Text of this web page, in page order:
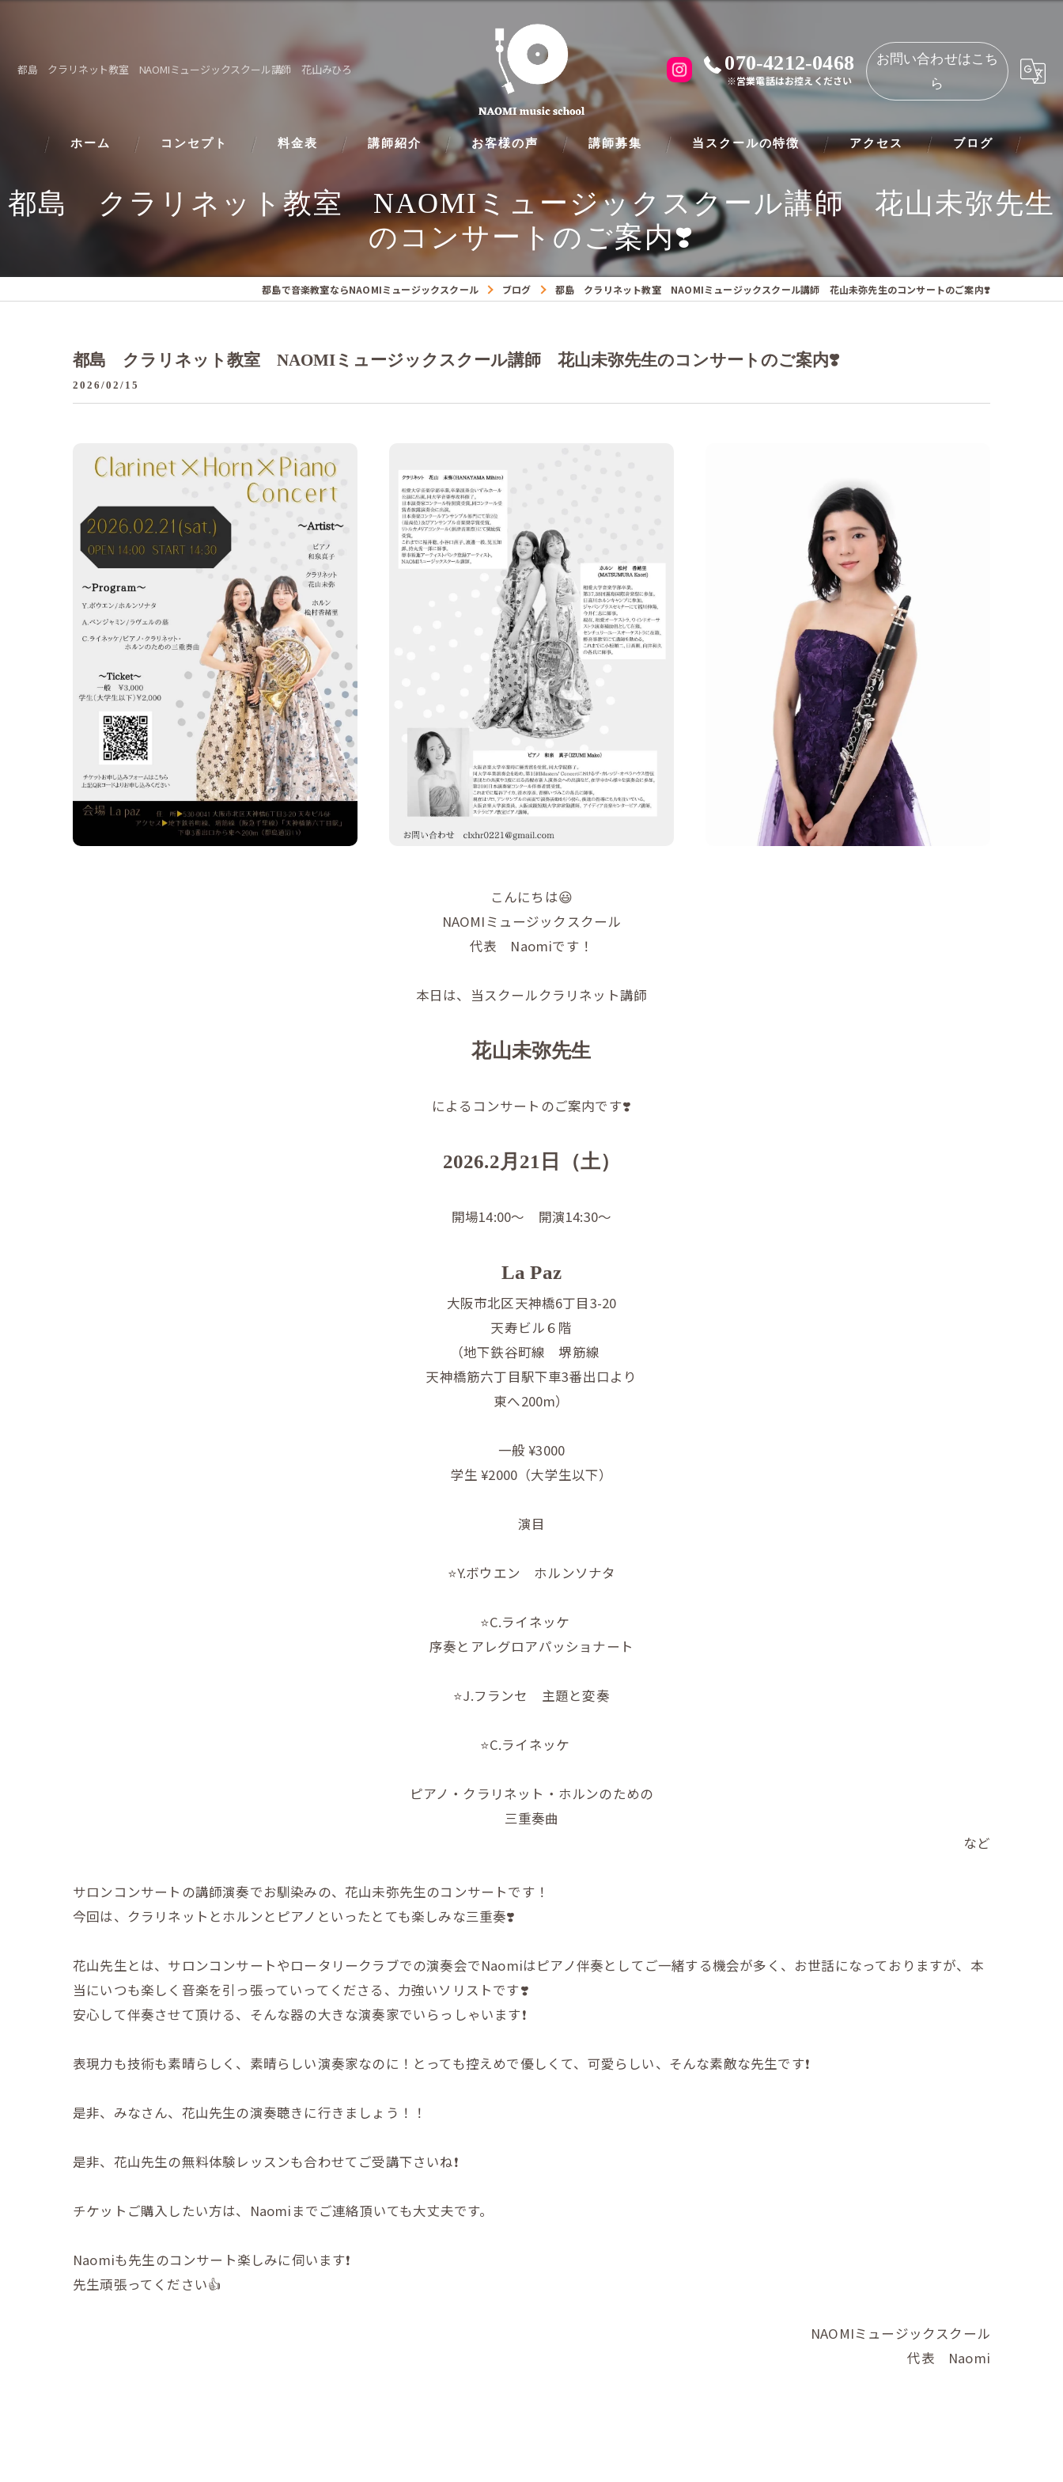
都島 クラリネット教室 NAOMIミュージックスクール講師 花山みひろ 070-4212-0468
※営業電話はお控えください
お問い合わせはこち
ら
ホーム コンセプト 料金表 講師紹介 お客様の声 講師募集 当スクールの特徴
ピアノ
フルート
クラリネット
アクセス
NAOMIミュージックスクール 都島教室
NAOMIミュージックスクール 守口教室
ブログ
都島 クラリネット教室 NAOMIミュージックスクール講師 花山未弥先生
のコンサートのご案内❣️
都島で音楽教室ならNAOMIミュージックスクール ブログ 都島 クラリネット教室 NAOMIミュージックスクール講師 花山未弥先生のコンサートのご案内❣️
都島 クラリネット教室 NAOMIミュージックスクール講師 花山未弥先生のコンサートのご案内❣️
2026/02/15
こんにちは😃
NAOMIミュージックスクール
代表 Naomiです！
本日は、当スクールクラリネット講師
花山未弥先生
によるコンサートのご案内です❣️
2026.2月21日（土）
開場14:00〜 開演14:30〜
La Paz
大阪市北区天神橋6丁目3-20
天寿ビル６階
（地下鉄谷町線 堺筋線
天神橋筋六丁目駅下車3番出口より
東へ200m）
一般 ¥3000
学生 ¥2000（大学生以下）
演目
⭐️Y.ボウエン ホルンソナタ
⭐️C.ライネッケ
序奏とアレグロアパッショナート
⭐️J.フランセ 主題と変奏
⭐️C.ライネッケ
ピアノ・クラリネット・ホルンのための
三重奏曲
など
サロンコンサートの講師演奏でお馴染みの、花山未弥先生のコンサートです！
今回は、クラリネットとホルンとピアノといったとても楽しみな三重奏❣️
花山先生とは、サロンコンサートやロータリークラブでの演奏会でNaomiはピアノ伴奏としてご一緒する機会が多く、お世話になっておりますが、本
当にいつも楽しく音楽を引っ張っていってくださる、力強いソリストです❣️
安心して伴奏させて頂ける、そんな器の大きな演奏家でいらっしゃいます❗️
表現力も技術も素晴らしく、素晴らしい演奏家なのに！とっても控えめで優しくて、可愛らしい、そんな素敵な先生です❗️
是非、みなさん、花山先生の演奏聴きに行きましょう！！
是非、花山先生の無料体験レッスンも合わせてご受講下さいね❗️
チケットご購入したい方は、Naomiまでご連絡頂いても大丈夫です。
Naomiも先生のコンサート楽しみに伺います❗️
先生頑張ってください👍
NAOMIミュージックスクール
代表 Naomi